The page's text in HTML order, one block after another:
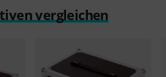
vergleichen